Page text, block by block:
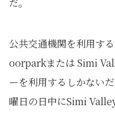
公共交通機関を利用す
oorparkまたは Simi
ーを利用するしかない
曜日の日中にSimi